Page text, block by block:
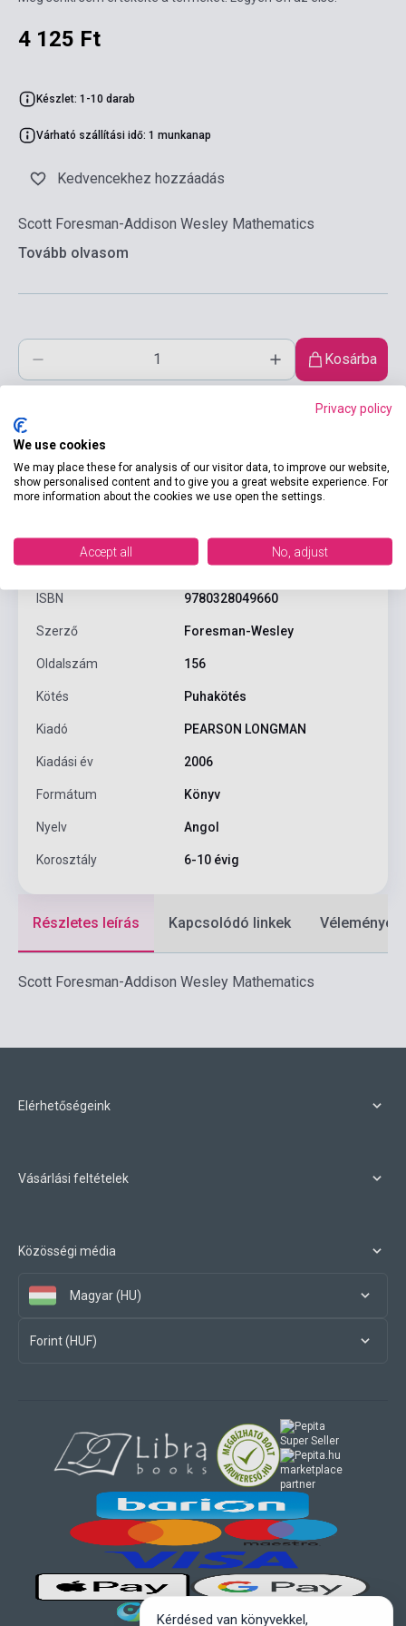
4 125 Ft
Készlet: 1-10 darab
Várható szállítási idő: 1 munkanap
Kedvencekhez hozzáadás
Scott Foresman-Addison Wesley Mathematics
Tovább olvasom
Kosárba
Termékjellemzők
ISBN 9780328049660
Szerző Foresman-Wesley
Oldalszám 156
Kötés Puhakötés
Kiadó PEARSON LONGMAN
Kiadási év 2006
Formátum Könyv
Nyelv Angol
Korosztály 6-10 évig
Részletes leírás Kapcsolódó linkek Vélemények
Scott Foresman-Addison Wesley Mathematics
Elérhetőségeink
Vásárlási feltételek
Közösségi média
Magyar (HU)
Forint (HUF)
marketplace
partner
Privacy policy
We use cookies
We may place these for analysis of our visitor data, to improve our website,
show personalised content and to give you a great website experience. For
more information about the cookies we use open the settings.
Accept all No, adjust
Kérdésed van könyvekkel,